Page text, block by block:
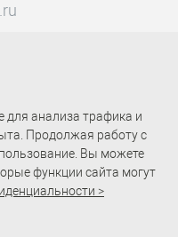
для анализа трафика и
Продолжая работу с
Вы можете
функции сайта могут
>